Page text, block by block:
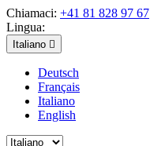
Chiamaci: +41 81 828 97 67
Lingua:
Italiano 
Deutsch
Français
Italiano
English